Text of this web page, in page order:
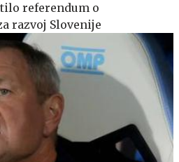
referendum o
razvoj Slovenije